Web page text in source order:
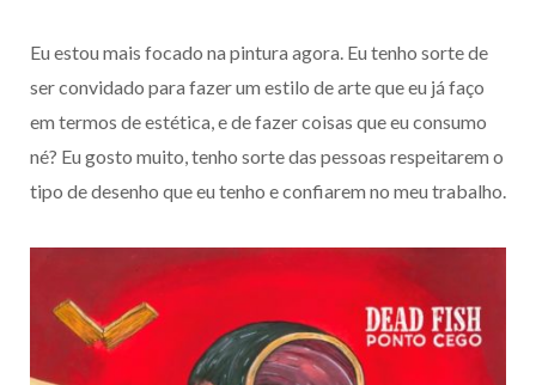
Eu estou mais focado na pintura agora. Eu tenho sorte de
ser convidado para fazer um estilo de arte que eu já faço
em termos de estética, e de fazer coisas que eu consumo
né? Eu gosto muito, tenho sorte das pessoas respeitarem o
tipo de desenho que eu tenho e confiarem no meu trabalho.